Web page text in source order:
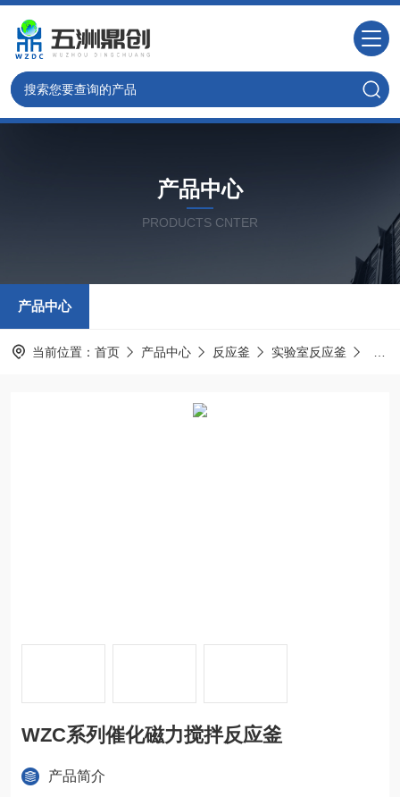
产品中心
PRODUCTS CNTER
产品中心
当前位置： 首页 产品中心 反应釜 实验室反应釜
WZC系列催化磁力搅拌反应釜
产品简介